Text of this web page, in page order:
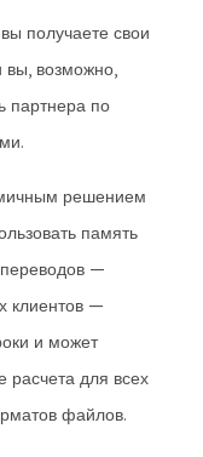
получаете свои
вы, возможно,
партнера по
решением
память
—
клиентов —
и может
расчета для всех
файлов.